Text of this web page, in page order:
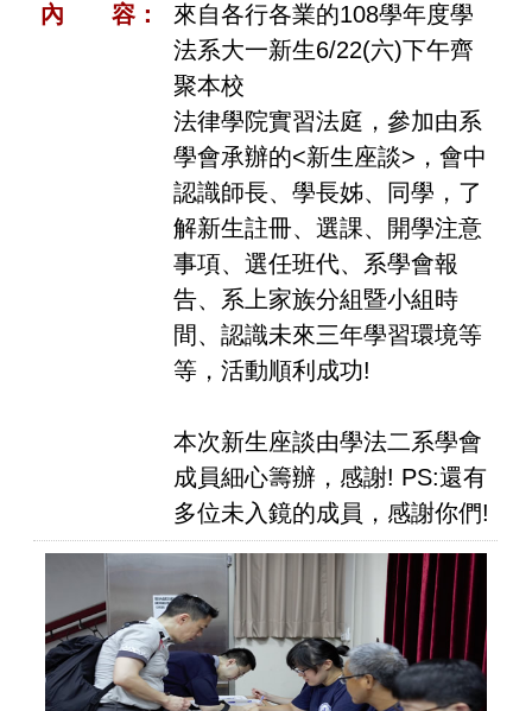
內 容：
來自各行各業的108學年度學
法系大一新生6/22(六)下午齊
聚本校
法律學院實習法庭，參加由系
學會承辦的<新生座談>，會中
認識師長、學長姊、同學，了
解新生註冊、選課、開學注意
事項、選任班代、系學會報
告、系上家族分組暨小組時
間、認識未來三年學習環境等
等，活動順利成功!
本次新生座談由學法二系學會
成員細心籌辦，感謝! PS:還有
多位未入鏡的成員，感謝你們!